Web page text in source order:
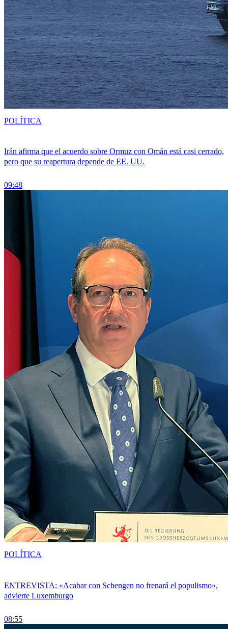
Irán afirma que el acuerdo sobre Ormuz con Omán está casi cerrado,
pero que su reapertura depende de EE. UU.
09:48
POLÍTICA
ENTREVISTA: «Acabar con Schengen no frenará el populismo»,
advierte Luxemburgo
08:55
POLÍTICA